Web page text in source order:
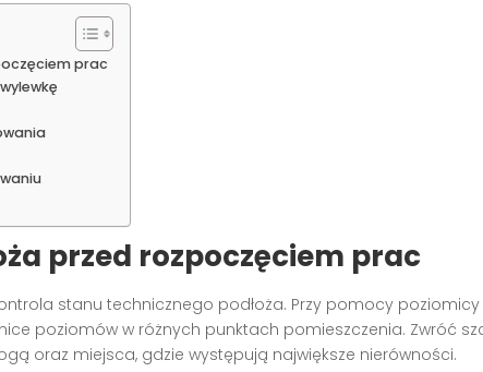
prac
przed rozpoczęciem prac
stanu technicznego podłoża. Przy pomocy
poziomów w różnych punktach pomieszczenia. Zwróć
oraz miejsca, gdzie występują największe nierówności.